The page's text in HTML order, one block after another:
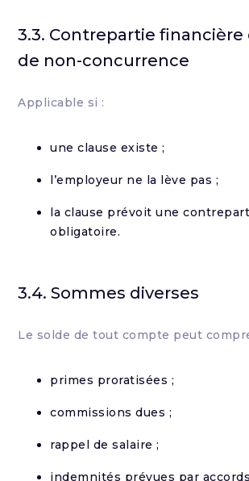
3.3. Contrepartie financière
de non-concurrence
Applicable si :
une clause existe ;
l’employeur ne la lève pas ;
la clause prévoit une
obligatoire.
3.4. Sommes diverses
Le solde de tout compte peut
primes proratisées ;
commissions dues ;
rappel de salaire ;
indemnités prévues par